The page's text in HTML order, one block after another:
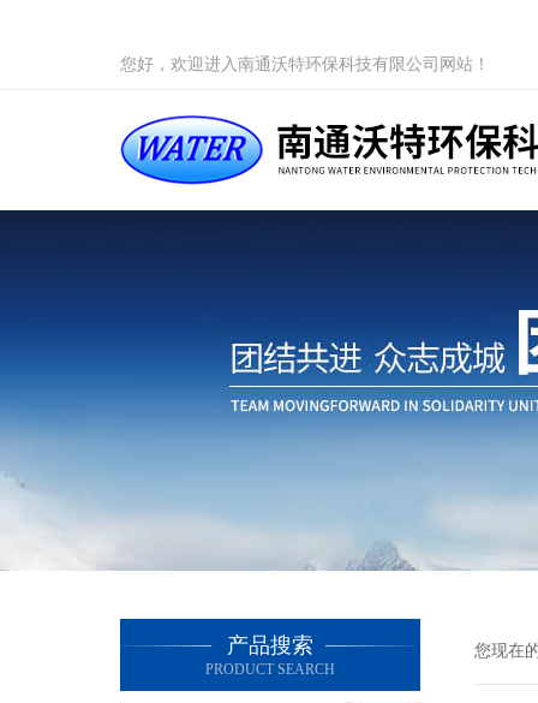
您好，欢迎进入南通沃特环保科技有限公司网站！
产品搜索
PRODUCT SEARCH
您现在